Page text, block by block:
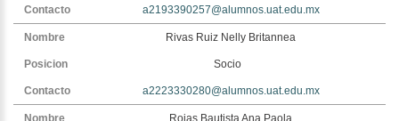
a2193390257@alumnos.uat.edu.mx
Rivas Ruiz Nelly Britannea
Socio
a2223330280@alumnos.uat.edu.mx
Rojas Bautista Ana Paola